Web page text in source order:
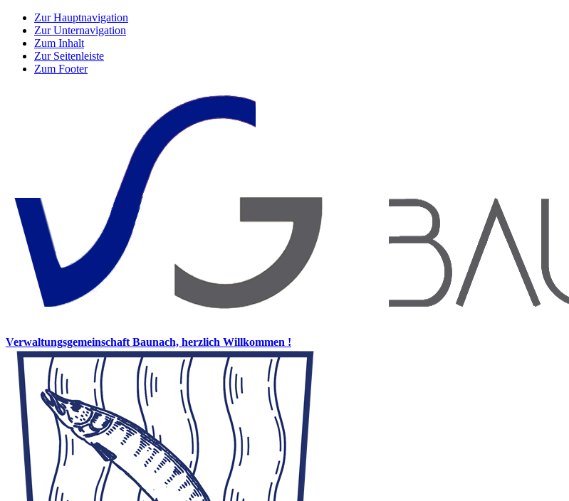
Zur Hauptnavigation
Zur Unternavigation
Zum Inhalt
Zur Seitenleiste
Zum Footer
Verwaltungsgemeinschaft Baunach, herzlich Willkommen !